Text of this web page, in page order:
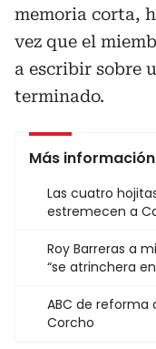
memoria corta,
vez que el
a escribir sobre
terminado.
Más información
Las cuatro
estremecen a
Roy Barreras a
“se atrinchera
ABC de reforma
Corcho